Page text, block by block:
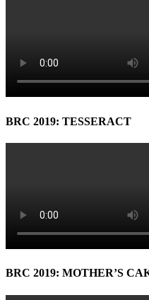
BRC 2019: TESSERACT
BRC 2019: MOTHER’S